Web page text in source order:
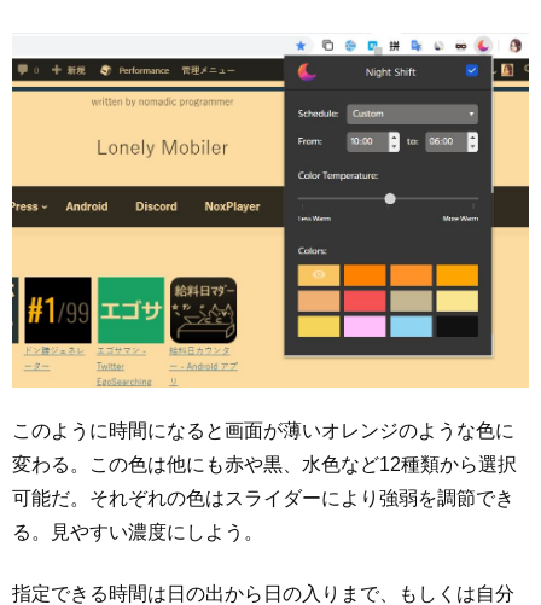
このように時間になると画面が薄いオレンジのような色に
変わる。この色は他にも赤や黒、水色など12種類から選択
可能だ。それぞれの色はスライダーにより強弱を調節でき
る。見やすい濃度にしよう。
指定できる時間は日の出から日の入りまで、もしくは自分